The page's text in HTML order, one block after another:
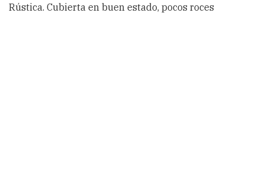
Rústica. Cubierta en buen estado, pocos roces